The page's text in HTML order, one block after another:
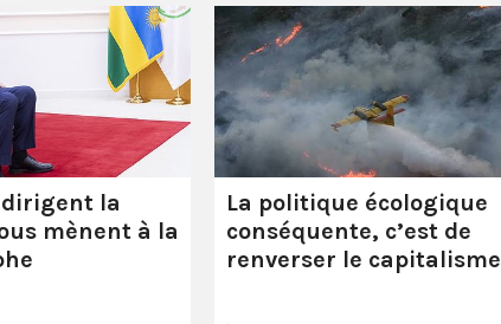
la
mènent à la
La politique écologique
conséquente, c’est de
renverser le capitalisme